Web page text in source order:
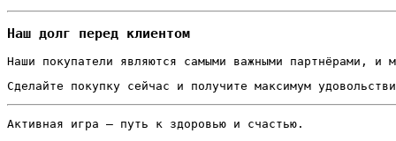
Наш долг перед клиентом
Наши покупатели являются самыми важными партнёрами, и
Сделайте покупку сейчас и получите максимум
Активная игра — путь к здоровью и счастью.